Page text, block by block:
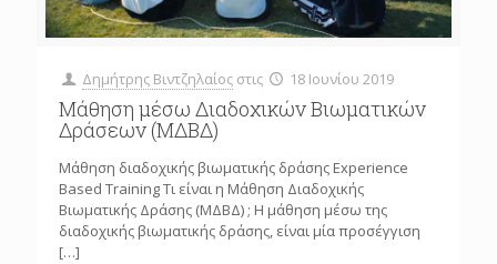
Δημήτρης Βιντζηλαίος στις 18 Ιουνίου 2019
Μάθηση μέσω Διαδοχικών Βιωματικών
Δράσεων (ΜΔΒΔ)
Μάθηση διαδοχικής βιωματικής δράσης Experience
Based Training Τι είναι η Mάθηση Διαδοχικής
Βιωματικής Δράσης (ΜΔΒΔ) ; Η μάθηση μέσω της
διαδοχικής βιωματικής δράσης, είναι μία προσέγγιση
[…]